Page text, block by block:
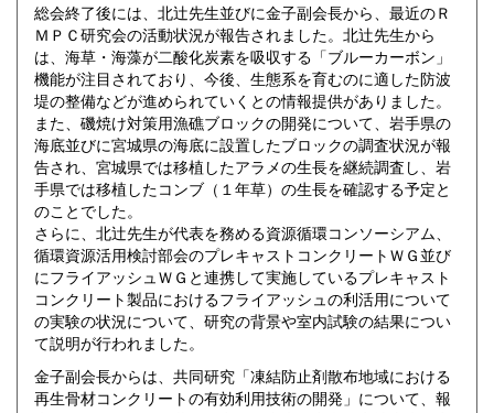
総会終了後には、北辻先生並びに金子副会長から、最近のＲ
ＭＰＣ研究会の活動状況が報告されました。北辻先生から
は、海草・海藻が二酸化炭素を吸収する「ブルーカーボン」
機能が注目されており、今後、生態系を育むのに適した防波
堤の整備などが進められていくとの情報提供がありました。
また、磯焼け対策用漁礁ブロックの開発について、岩手県の
海底並びに宮城県の海底に設置したブロックの調査状況が報
告され、宮城県では移植したアラメの生長を継続調査し、岩
手県では移植したコンブ（１年草）の生長を確認する予定と
のことでした。
さらに、北辻先生が代表を務める資源循環コンソーシアム、
循環資源活用検討部会のプレキャストコンクリートＷＧ並び
にフライアッシュＷＧと連携して実施しているプレキャスト
コンクリート製品におけるフライアッシュの利活用について
の実験の状況について、研究の背景や室内試験の結果につい
て説明が行われました。
金子副会長からは、共同研究「凍結防止剤散布地域における
再生骨材コンクリートの有効利用技術の開発」について、報